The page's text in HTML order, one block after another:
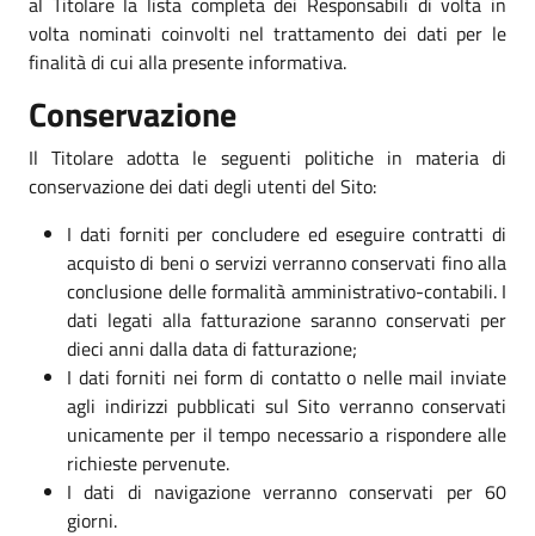
volta nominati coinvolti nel trattamento dei dati per le
finalità di cui alla presente informativa.
Conservazione
Il Titolare adotta le seguenti politiche in materia di
conservazione dei dati degli utenti del Sito:
I dati forniti per concludere ed eseguire contratti di
acquisto di beni o servizi verranno conservati fino alla
conclusione delle formalità amministrativo-contabili. I
dati legati alla fatturazione saranno conservati per
dieci anni dalla data di fatturazione;
I dati forniti nei form di contatto o nelle mail inviate
agli indirizzi pubblicati sul Sito verranno conservati
unicamente per il tempo necessario a rispondere alle
richieste pervenute.
I dati di navigazione verranno conservati per 60
giorni.